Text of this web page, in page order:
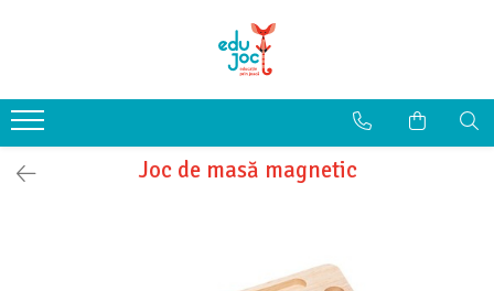
1-2 ani
3-4 ani
5-7 ani
Joc de masă magnetic